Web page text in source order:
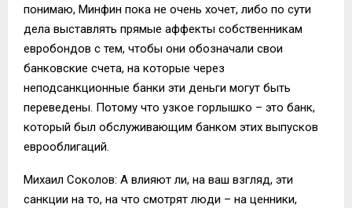
понимаю, Минфин пока не очень хочет, либо по сути
дела выставлять прямые аффекты собственникам
евробондов с тем, чтобы они обозначали свои
банковские счета, на которые через
неподсанкционные банки эти деньги могут быть
переведены. Потому что узкое горлышко – это банк,
который был обслуживающим банком этих выпусков
еврооблигаций.
Михаил Соколов: А влияют ли, на ваш взгляд, эти
санкции на то, на что смотрят люди – на ценники,